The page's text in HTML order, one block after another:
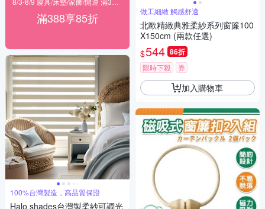
滿388享85折
100%台灣製造，高品質保證
Halo shades台灣製柔紗可調光
做工細緻 觸感舒適
北歐精緻典雅柔紗系列窗簾100
X150cm (兩款任選)
$544 86折
限時下殺 券
加入購物車